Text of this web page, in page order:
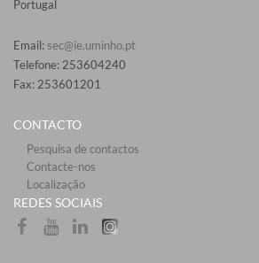
Portugal
Email: sec@ie.uminho.pt
Telefone: 253604240
Fax: 253601201​
CONTACTO
Pesquisa de contactos
Contacte-nos
Localização
​REDES SOCIAI​S​​